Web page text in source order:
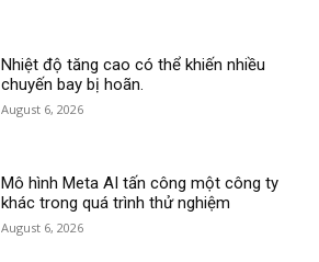
Nhiệt độ tăng cao có thể khiến nhiều
chuyến bay bị hoãn.
August 6, 2026
Mô hình Meta AI tấn công một công ty
khác trong quá trình thử nghiệm
August 6, 2026